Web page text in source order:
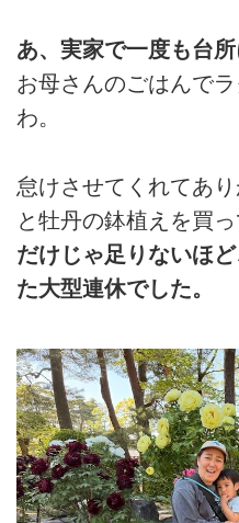
あ、実家で一度も台
お母さんのごはんで
わ。
怠けさせてくれてあ
と牡丹の鉢植えを買っ
だけじゃ足りないほ
た大型連休でした。